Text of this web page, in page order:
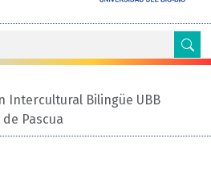
Intercultural Bilingüe UBB
Pascua